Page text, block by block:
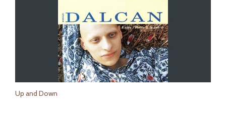
Up and Down